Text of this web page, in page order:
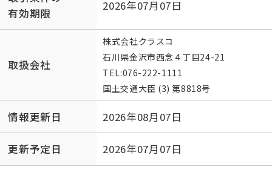
有効期限
2026年07月07日
取扱会社
株式会社クラスコ
石川県金沢市西念４丁目24-21
TEL:076-222-1111
国土交通大臣 (3) 第8818号
情報更新日 2026年08月07日
更新予定日 2026年07月07日